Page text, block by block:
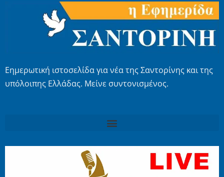
Εημερωτική ιστοσελίδα για νέα της Σαντορίνης και της
υπόλοιπης Ελλάδας. Μείνε συντονισμένος.